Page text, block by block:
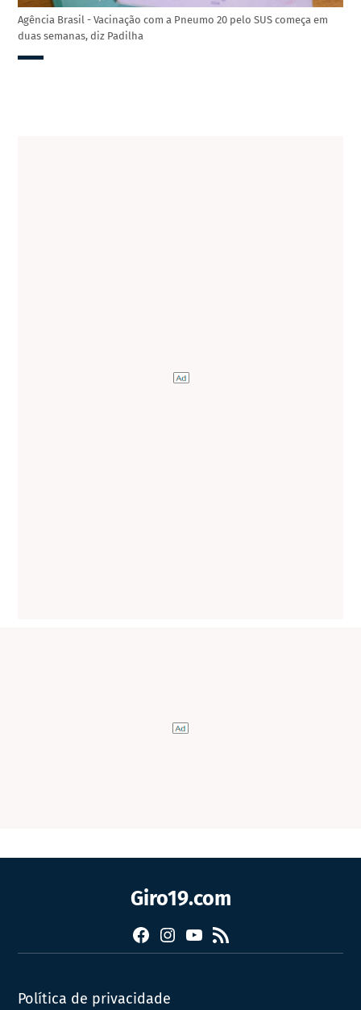
Agência Brasil - Vacinação com a Pneumo 20 pelo SUS começa em
duas semanas, diz Padilha
Giro19.com
Facebook
Instagram
YouTube
RSS
Política de privacidade